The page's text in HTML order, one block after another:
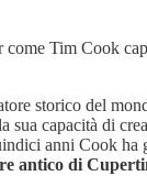
Tim Cook
storico del
sua capacità di
anni Cook ha
antico di